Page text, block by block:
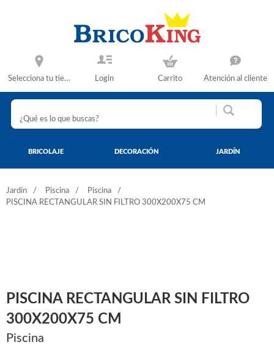
Selecciona tu tienda Login Carrito Atención al cliente
BRICOLAJE DECORACIÓN JARDÍN
Jardín Piscina
Piscina
PISCINA RECTANGULAR SIN FILTRO 300X200X75 CM
PISCINA RECTANGULAR SIN FILTRO
300X200X75 CM
Piscina